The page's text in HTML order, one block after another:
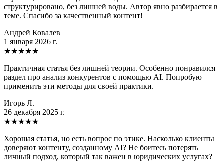
структурировано, без лишней воды. Автор явно разбирается в
теме. Спасибо за качественный контент!
Андрей Ковалев
1 января 2026 г.
★★★★★
Практичная статья без лишней теории. Особенно понравился
раздел про анализ конкурентов с помощью AI. Попробую
применить эти методы для своей практики.
Игорь Л.
26 декабря 2025 г.
★★★★★
Хорошая статья, но есть вопрос по этике. Насколько клиенты
доверяют контенту, созданному AI? Не боитесь потерять
личный подход, который так важен в юридических услугах?